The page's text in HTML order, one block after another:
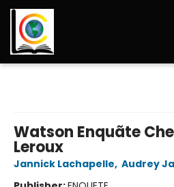
Watson Enquãte
Leroux
Jannick Lachapelle, Audrey